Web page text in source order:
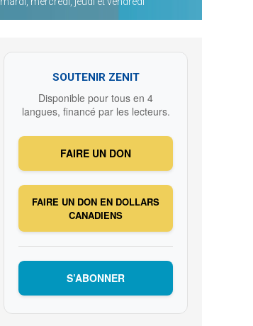
SOUTENIR ZENIT
Disponible pour tous en 4
langues, financé par les lecteurs.
FAIRE UN DON
FAIRE UN DON EN DOLLARS
CANADIENS
S’ABONNER